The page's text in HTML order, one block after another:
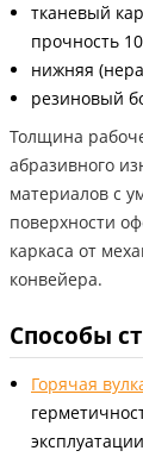
тканевый
прочность
нижняя
резиновый
Толщина
абразивного
материалов с
поверхности
каркаса от
конвейера.
Способы
Горячая
эксплуатации